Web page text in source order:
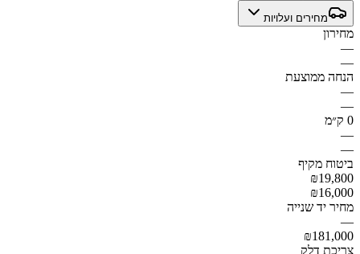
מחירים ועלויות
מחירון
—
—
הנחה ממוצעת
—
—
0 ק״מ
—
—
ביטוח מקיף
₪19,800
₪16,000
מחיר יד שנייה
—
₪181,000
צריכת דלק